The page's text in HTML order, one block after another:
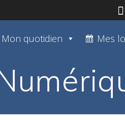
Mon quotidien Mes